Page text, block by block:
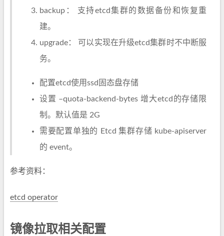
backup： 支持etcd集群的数据备份和恢复重
建。
upgrade： 可以实现在升级etcd集群时不中断服
务。
配置etcd使用ssd固态盘存储
设置 –quota-backend-bytes 增大etcd的存储限
制。默认值是 2G
需要配置单独的 Etcd 集群存储 kube-apiserver
的 event。
参考资料：
etcd operator
镜像拉取相关配置